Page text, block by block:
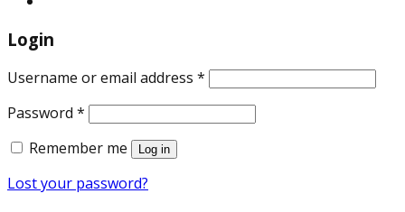
Login
Username or email address *
Password *
Remember me
Log in
Lost your password?